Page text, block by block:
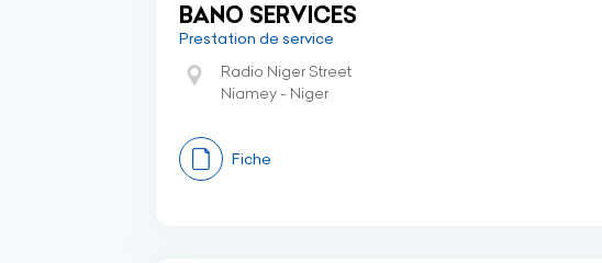
BANO SERVICES
Prestation de service
Radio Niger Street
Niamey - Niger
Fiche